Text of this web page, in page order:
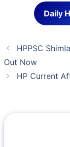
Daily
HPPSC
Out Now
HP Current